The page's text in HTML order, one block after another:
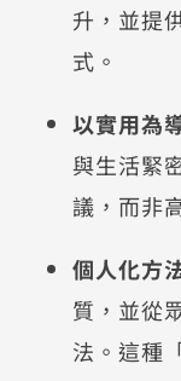
升，並提
式。
以實用為
與生活緊
議，而非
個人化方
質，並從
法。這種